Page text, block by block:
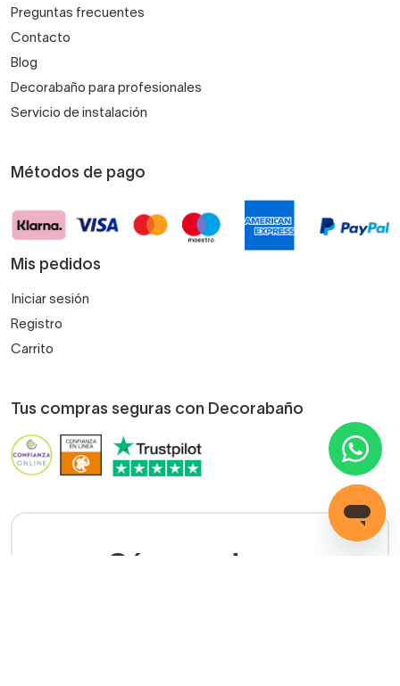
Preguntas frecuentes
Contacto
Blog
Decorabaño para profesionales
Servicio de instalación
Métodos de pago
Mis pedidos
Iniciar sesión
Registro
Carrito
Tus compras seguras con Decorabaño